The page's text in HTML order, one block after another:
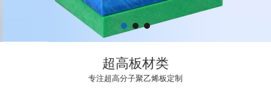
超高板材类
专注超高分子聚乙烯板定制